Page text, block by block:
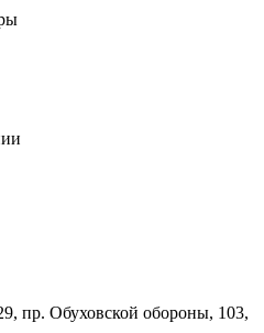
пр. Обуховской обороны, 103,